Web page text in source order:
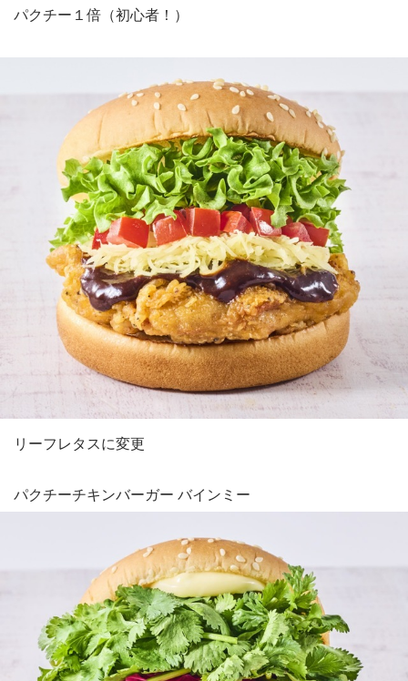
パクチー１倍（初心者！）
リーフレタスに変更
パクチーチキンバーガー バインミー